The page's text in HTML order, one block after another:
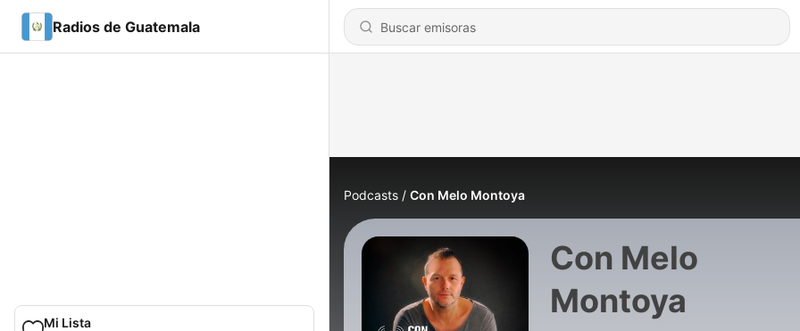
Radios de Guatemala
Mi Lista
Podcasts Con Melo Montoya
Con Melo
Montoya